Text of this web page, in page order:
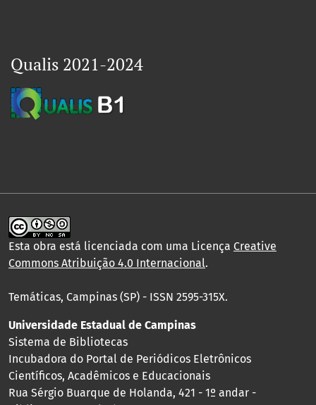
Qualis 2021-2024
Esta obra está licenciada com uma Licença Creative
Commons Atribuição 4.0 Internacional.
Temáticas, Campinas (SP) - ISSN 2595-315X.
Universidade Estadual de Campinas
Sistema de Bibliotecas
Incubadora do Portal de Periódicos Eletrônicos
Científicos, Acadêmicos e Educacionais
Rua Sérgio Buarque de Holanda, 421 - 1º andar -